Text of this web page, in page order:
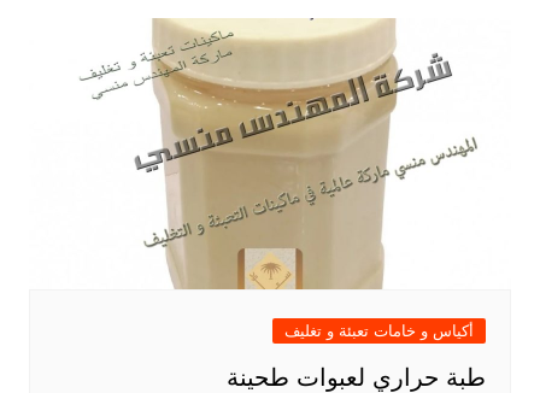
أكياس و خامات تعبئة و تغليف
طبة حراري لعبوات طحينة